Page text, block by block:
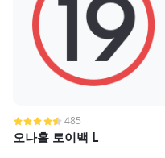
485
오나홀 토이백 L